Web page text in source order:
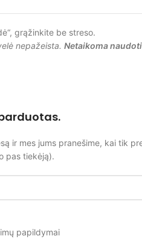
grąžinkite be streso.
nepažeista. Netaikoma
ir mes jums pranešime, kai tik
pas tiekėją).
papildymai